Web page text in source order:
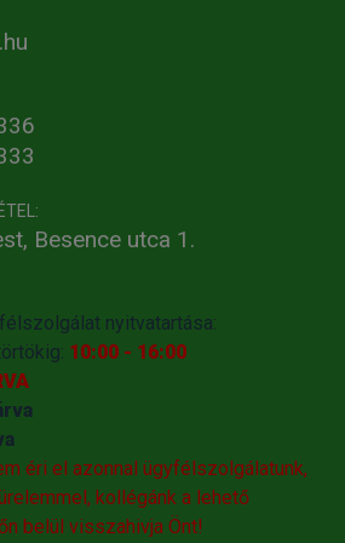
vizsgálatok szerint a
hatást a hímek és a nőstények
kezelés megkezdése előtt
és egyéb interakciók:
során a lotilaner és a
állatgyógyászati készítmények
volt megfigyelhető.
szájon át történő beadást
kg testtömegű macskakölyköknél,
Besence utca 1.
nyitvatartása:
10:00 - 16:00
éri el azonnal ügyfélszolgálatunk,
kollégánk a lehető
belül visszahivja Önt!